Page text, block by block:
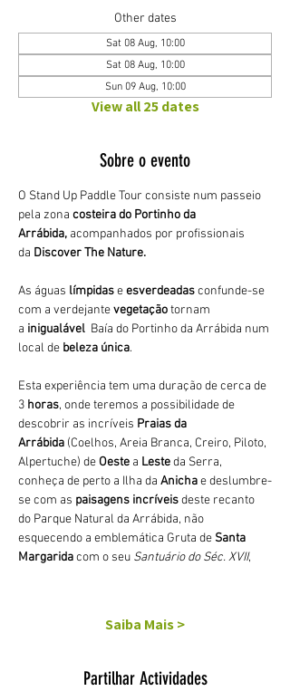
Other dates
Sat 08 Aug, 10:00
Sat 08 Aug, 10:00
Sun 09 Aug, 10:00
View all 25 dates
Sobre o evento
O Stand Up Paddle Tour consiste num passeio
pela zona costeira do Portinho da
Arrábida, acompanhados por profissionais
da Discover The Nature.
As águas límpidas e esverdeadas confunde-se
com a verdejante vegetação tornam
a inigualável Baía do Portinho da Arrábida num
local de beleza única.
Esta experiência tem uma duração de cerca de
3 horas, onde teremos a possibilidade de
descobrir as incríveis Praias da
Arrábida (Coelhos, Areia Branca, Creiro, Piloto,
Alpertuche) de Oeste a Leste da Serra,
conheça de perto a Ilha da Anicha e deslumbre-
se com as paisagens incríveis deste recanto
do Parque Natural da Arrábida, não
esquecendo a emblemática Gruta de Santa
Margarida com o seu Santuário do Séc. XVII,
Saiba Mais >
Partilhar Actividades